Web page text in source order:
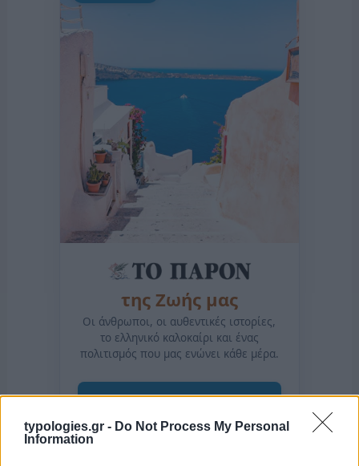
typologies.gr - Do Not Process My Personal
Information
της Ζωής μας
Οι άνθρωποι, οι αυθεντικές ιστορίες,
το ελληνικό καλοκαίρι και ένας
πολιτισμός που μας ενώνει κάθε μέρα.
ΟΣΑ ΧΡΕΙΑΖΕΣΑΙ